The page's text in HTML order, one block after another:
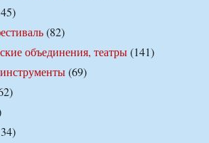
(82)
объединения, театры(141)
(69)